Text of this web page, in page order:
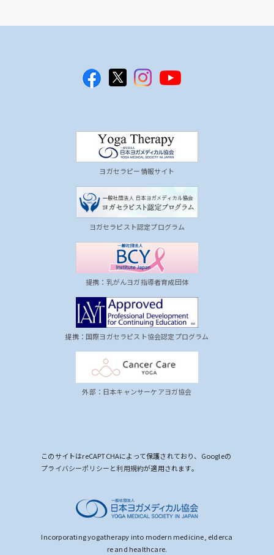
ヨガセラピー情報サイト
ヨガセラピスト認定プログラム
提携：乳がんヨガ指導者育成団体
提携：国際ヨガセラピスト協会認定プログラム
外部：日本キャンサーケアヨガ協会
このサイトはreCAPTCHAによって保護されており、Googleの
プライバシーポリシーと利用規約が適用されます。
Incorporating yogatherapy into modern medicine, elderca
re and healthcare.